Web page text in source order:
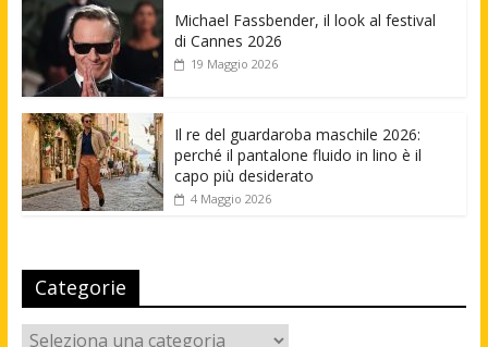
Michael Fassbender, il look al festival
di Cannes 2026
19 Maggio 2026
Il re del guardaroba maschile 2026:
perché il pantalone fluido in lino è il
capo più desiderato
4 Maggio 2026
Categorie
Categorie